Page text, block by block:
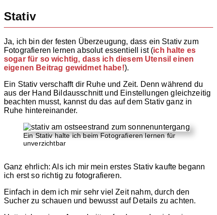
Stativ
Ja, ich bin der festen Überzeugung, dass ein Stativ zum
Fotografieren lernen absolut essentiell ist (ich halte es
sogar für so wichtig, dass ich diesem Utensil einen
eigenen Beitrag gewidmet habe!).
Ein Stativ verschafft dir Ruhe und Zeit. Denn während du
aus der Hand Bildausschnitt und Einstellungen gleichzeitig
beachten musst, kannst du das auf dem Stativ ganz in
Ruhe hintereinander.
Ein Stativ halte ich beim Fotografieren lernen für
unverzichtbar
Ganz ehrlich: Als ich mir mein erstes Stativ kaufte begann
ich erst so richtig zu fotografieren.
Einfach in dem ich mir sehr viel Zeit nahm, durch den
Sucher zu schauen und bewusst auf Details zu achten.